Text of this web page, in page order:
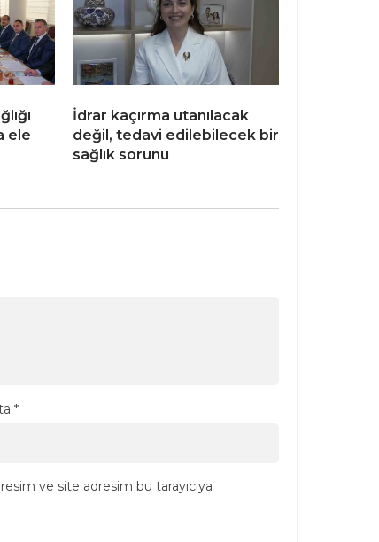
ele
İdrar kaçırma utanılacak
değil, tedavi edilebilecek bir
sağlık sorunu
*
ve site adresim bu tarayıcıya